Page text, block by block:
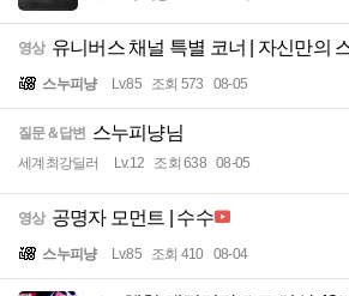
영상 유니버스 채널 특별 코너 | 자신만의
스누피냥 Lv.85 조회 573 08-05
질문＆답변 스누피냥님
세계최강딜러 Lv.12 조회 638 08-05
영상 공명자 모먼트 | 수수
스누피냥 Lv.85 조회 410 08-04